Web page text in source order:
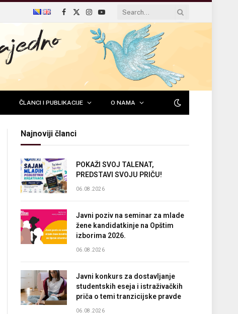
Facebook
X
(Twitter)
Instagram
YouTube
ČLANCI I PUBLIKACIJE O NAMA
Najnoviji članci
POKAŽI SVOJ TALENAT,
PREDSTAVI SVOJU PRIČU!
06.08.2026
Javni poziv na seminar za mlade
žene kandidatkinje na Opštim
izborima 2026.
06.08.2026
Javni konkurs za dostavljanje
studentskih eseja i istraživačkih
priča o temi tranzicijske pravde
06.08.2026